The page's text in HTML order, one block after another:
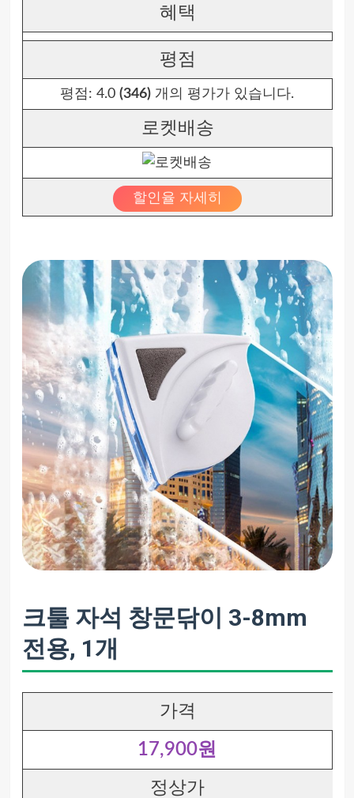
혜택
평점
평점: 4.0 (346) 개의 평가가 있습니다.
로켓배송
할인율 자세히
크툴 자석 창문닦이 3-8mm
전용, 1개
가격
17,900원
정상가